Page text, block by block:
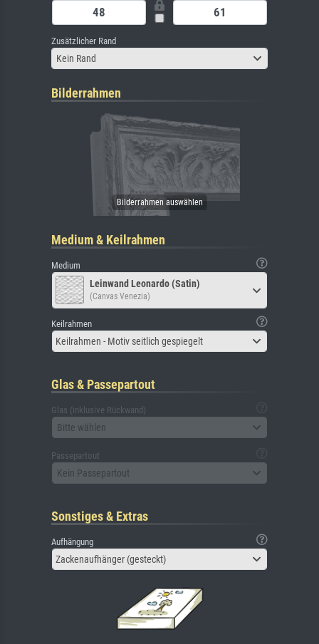
Zusätzlicher Rand
Kein Rand
Bilderrahmen
Medium & Keilrahmen
Medium
Leinwand Leonardo (Satin)
(Canvas Venezia)
Keilrahmen
Keilrahmen - Motiv seitlich gespiegelt
Glas & Passepartout
Glas (inklusive Rückwand)
Bitte wählen
Passepartout
Kein Passepartout
Sonstiges & Extras
Aufhängung
Zackenaufhänger (gesteckt)